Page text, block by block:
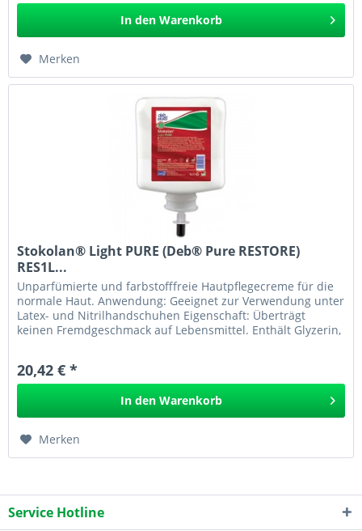
In den Warenkorb
Merken
Stokolan® Light PURE (Deb® Pure RESTORE)
RES1L...
Unparfümierte und farbstofffreie Hautpflegecreme für die
normale Haut. Anwendung: Geeignet zur Verwendung unter
Latex- und Nitrilhandschuhen Eigenschaft: Überträgt
keinen Fremdgeschmack auf Lebensmittel. Enthält Glyzerin,
20,42 € *
In den Warenkorb
Merken
Service Hotline